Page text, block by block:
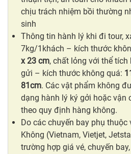
chịu trách nhiệm bồi thường
sinh
Thông tin hành lý khi đi tour,
7kg/1khách – kích thước
x 23 cm, chất lỏng với thể
gửi – kích thước không quá:
81cm. Các vật phẩm không
dạng hành lý ký gởi hoặc vận
theo quy định hàng không.
Do các chuyến bay phụ thuộc
Không (Vietnam, Vietjet,
trường hợp giá vé, chuyến